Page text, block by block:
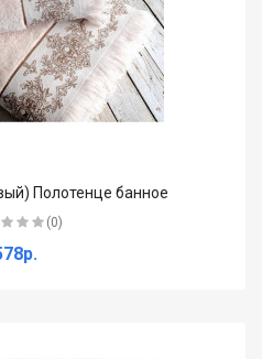
Полотенце банное
(0)